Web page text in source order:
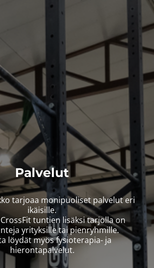
Palvelut
tarjoaa monipuoliset palvelut eri
ikäisille.
tuntien lisäksi tarjolla on
yrityksille tai pienryhmille.
löydät myös fysioterapia- ja
hierontapalvelut.